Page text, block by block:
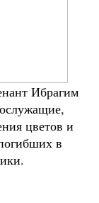
Ибрагим
цветов и
в